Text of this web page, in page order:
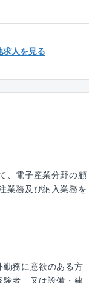
、施工、品質管
で一貫したトータ
をしていただきま
帰省手当や親族の慶
おり、生活圏には
活に困らない環境で
り組んでまいりまし
豊かな社会づくり
土開発グループの経
になります。
核にし、東南アジ
ことを見込んでおり
法の立案/プロポー
への検討指示確認/設
）
、コストダウン提案
検討提案、ゼネコ
の検討）
整、搬入計画の策
除く
は同等以上の英語⼒
管理技士、認定コン
求人を見る
、電子産業分野の顧
業務及び納入業務を
設備の計画・設計業
からの引合い対応。
務に意欲のある方
者、又は設備・建